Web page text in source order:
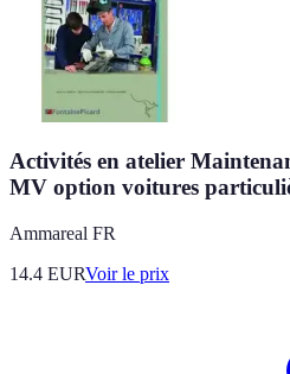
Activités en atelier
MV option voitures
Ammareal FR
14.4 EURVoir le prix